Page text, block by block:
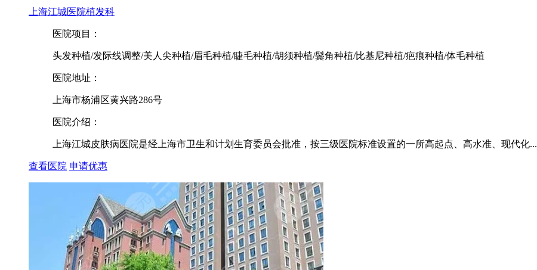
上海江城医院植发科
医院项目：
头发种植/发际线调整/美人尖种植/眉毛种植/睫毛种植/胡须种植/鬓角种植/比基尼种植/疤痕种植/体毛种植
医院地址：
上海市杨浦区黄兴路286号
医院介绍：
上海江城皮肤病医院是经上海市卫生和计划生育委员会批准，按三级医院标准设置的一所高起点、高水准、现代化...
查看医院 申请优惠